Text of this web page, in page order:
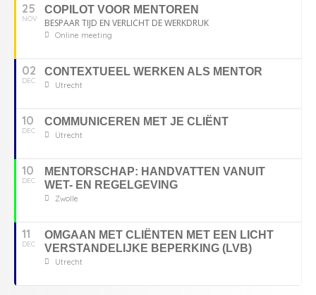
25
NOV
COPILOT VOOR MENTOREN
BESPAAR TIJD EN VERLICHT DE WERKDRUK
Online meeting
02
DEC
CONTEXTUEEL WERKEN ALS MENTOR
Utrecht
10
DEC
COMMUNICEREN MET JE CLIËNT
Utrecht
10
DEC
MENTORSCHAP: HANDVATTEN VANUIT
WET- EN REGELGEVING
Zwolle
11
DEC
OMGAAN MET CLIËNTEN MET EEN LICHT
VERSTANDELIJKE BEPERKING (LVB)
Utrecht